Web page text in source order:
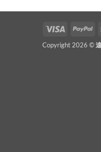
Visa
Copyright 2026 ©